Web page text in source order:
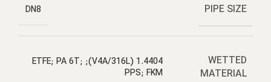
PIPE SIZE
DN8
WETTED
MATERIAL
1.4404 (V4A/316L); ETFE; PA 6T;
PPS; FKM